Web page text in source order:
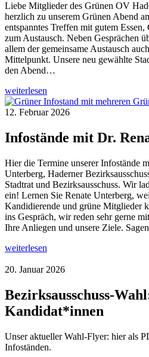
Liebe Mitglieder des Grünen OV
herzlich zu unserem Grünen Abend
entspanntes Treffen mit gutem
zum Austausch. Neben Gesprächen
allem der gemeinsame Austausch
Mittelpunkt. Unsere neu gewählte
den Abend…
weiterlesen
12. Februar 2026
Infostände mit Dr.
Hier die Termine unserer Infostände
Unterberg, Haderner
Stadtrat und Bezirksausschuss. Wir
ein! Lernen Sie Renate Unterberg,
Kandidierende und grüne Mitglieder
ins Gespräch, wir reden sehr gerne
Ihre Anliegen und unsere Ziele.
weiterlesen
20. Januar 2026
Bezirksausschuss-
Kandidat*innen
Unser aktueller Wahl-Flyer: hier als
Infoständen.